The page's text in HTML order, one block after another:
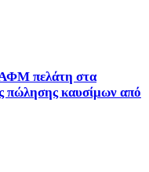
πελάτη στα
πώλησης καυσίμων από